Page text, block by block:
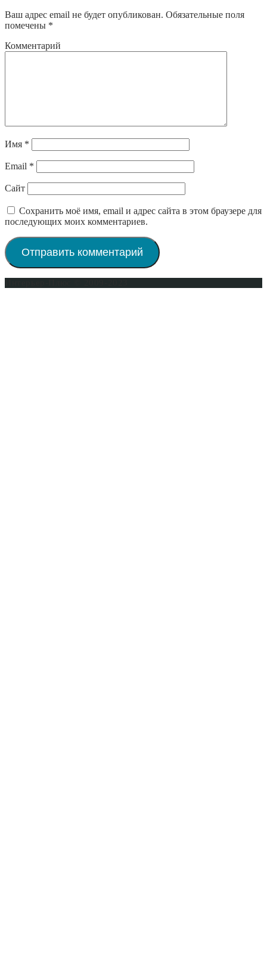
Ваш адрес email не будет опубликован. Обязательные поля
помечены *
Комментарий
Имя *
Email *
Сайт
Сохранить моё имя, email и адрес сайта в этом браузере для
последующих моих комментариев.